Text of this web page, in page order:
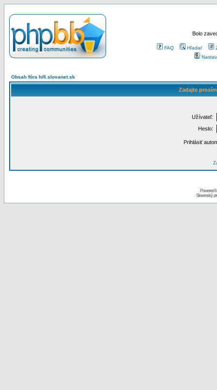
Bolo
FAQ Hľadať
Obsah fóra hifi.slovanet.sk
Zadajte
Užívateľ:
Heslo:
Prihlásiť
Powered
Slovenský